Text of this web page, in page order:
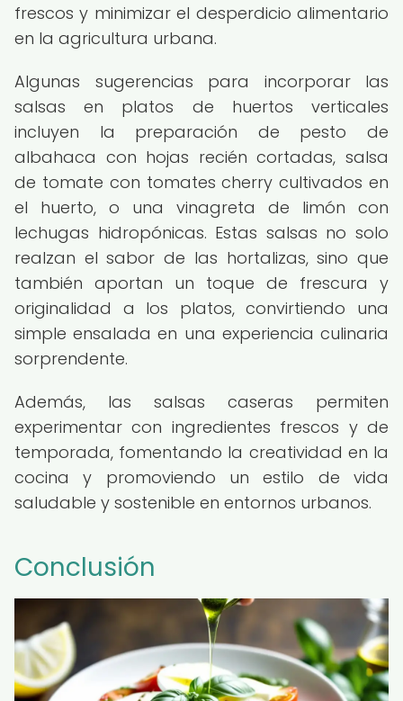
frescos y minimizar el desperdicio alimentario
en la agricultura urbana.
Algunas sugerencias para incorporar las
salsas en platos de huertos verticales
incluyen la preparación de pesto de
albahaca con hojas recién cortadas, salsa
de tomate con tomates cherry cultivados en
el huerto, o una vinagreta de limón con
lechugas hidropónicas. Estas salsas no solo
realzan el sabor de las hortalizas, sino que
también aportan un toque de frescura y
originalidad a los platos, convirtiendo una
simple ensalada en una experiencia culinaria
sorprendente.
Además, las salsas caseras permiten
experimentar con ingredientes frescos y de
temporada, fomentando la creatividad en la
cocina y promoviendo un estilo de vida
saludable y sostenible en entornos urbanos.
Conclusión